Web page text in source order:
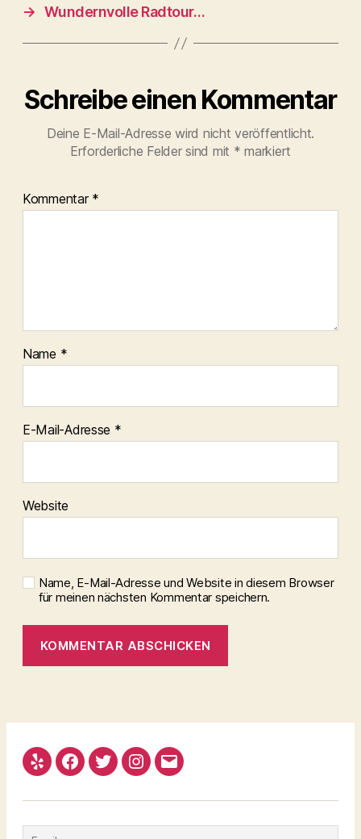
→ Wundernvolle Radtour…
Schreibe einen Kommentar
Deine E-Mail-Adresse wird nicht veröffentlicht.
Erforderliche Felder sind mit * markiert
Kommentar *
Name *
E-Mail-Adresse *
Website
Name, E-Mail-Adresse und Website in diesem Browser
für meinen nächsten Kommentar speichern.
Yelp Facebook
TwitterInstagram
Email